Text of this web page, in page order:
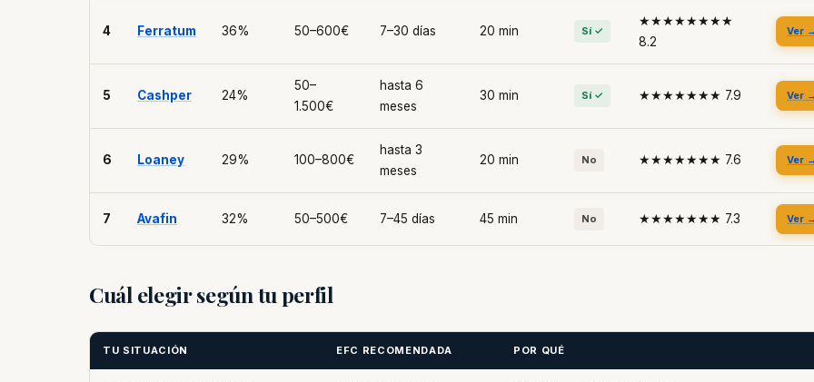
4 Ferratum 36% 50–600€ 7–30 días 20 min Sí ✓
★★★★★★★★
8.2
Ver
5 Cashper 24%
50–
1.500€
hasta 6
meses
30 min Sí ✓ ★★★★★★★ 7.9 Ver
6 Loaney 29% 100–800€
hasta 3
meses
20 min No ★★★★★★★ 7.6 Ver
7 Avafin 32% 50–500€ 7–45 días 45 min No ★★★★★★★ 7.3 Ver
Cuál elegir según tu perfil
TU SITUACIÓN EFC RECOMENDADA POR QUÉ